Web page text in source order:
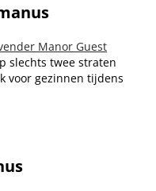
Manor Guest
slechts twee straten
voor gezinnen tijdens